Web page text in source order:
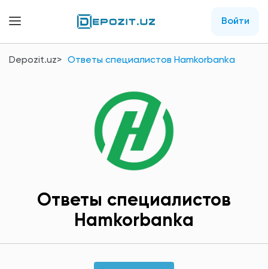
Войти
Depozit.uz Ответы специалистов Hamkorbankа
Ответы специалистов
Hamkorbankа